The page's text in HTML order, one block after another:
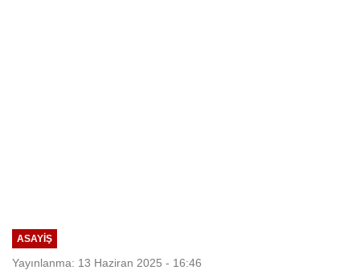
ASAYIŞ
Yayınlanma: 13 Haziran 2025 - 16:46